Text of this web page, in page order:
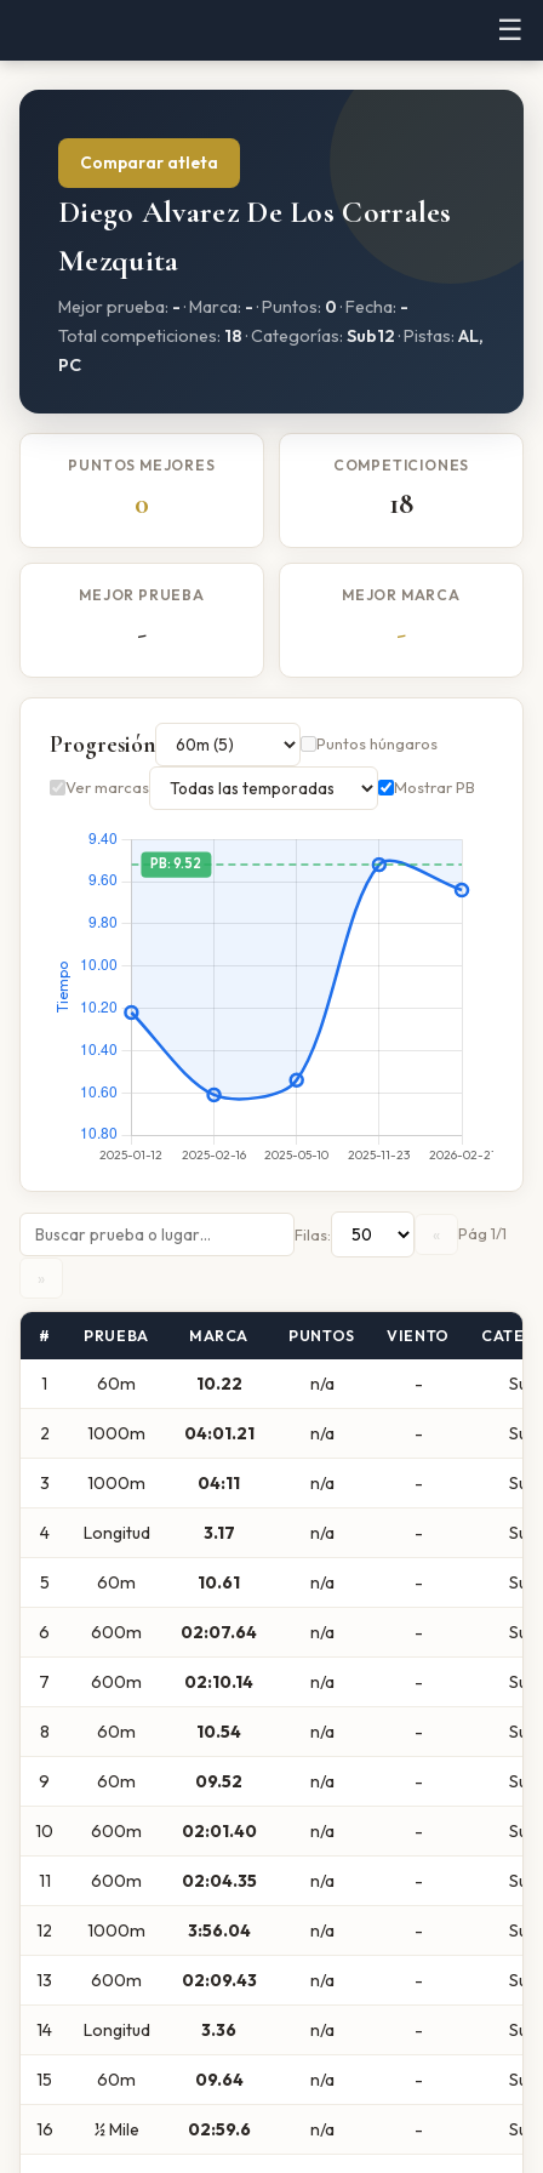
☰
Comparar atleta
Diego Alvarez De Los Corrales
Mezquita
Mejor prueba: - · Marca: - · Puntos: 0 · Fecha: -
Total competiciones: 18 · Categorías: Sub12 · Pistas: AL,
PC
PUNTOS MEJORES
0
COMPETICIONES
18
MEJOR PRUEBA
-
MEJOR MARCA
-
Progresión Puntos húngaros
Ver marcas Mostrar PB
Filas: « Pág 1/1
»
# PRUEBA MARCA PUNTOS VIENTO
1 60m 10.22 n/a -
2 1000m 04:01.21 n/a -
3 1000m 04:11 n/a -
4 Longitud 3.17 n/a -
5 60m 10.61 n/a -
6 600m 02:07.64 n/a -
7 600m 02:10.14 n/a -
8 60m 10.54 n/a -
9 60m 09.52 n/a -
10 600m 02:01.40 n/a -
11 600m 02:04.35 n/a -
12 1000m 3:56.04 n/a -
13 600m 02:09.43 n/a -
14 Longitud 3.36 n/a -
15 60m 09.64 n/a -
16 ½ Mile 02:59.6 n/a -